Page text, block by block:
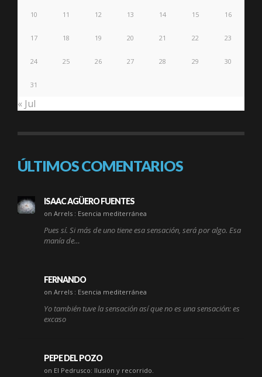
10 11 12 13 14 15 16
17 18 19 20 21 22 23
24 25 26 27 28 29 30
31
« Jul
ÚLTIMOS COMENTARIOS
ISAAC AGÜERO FUENTES
on Arrels : Esencia mediterránea
Pues sí. Si más de uno tiene esa sensación, será por algo. Esa
manía de…
FERNANDO
on Arrels : Esencia mediterránea
Yo también tuve la sensación así que no es una sensación: es
excaso
PEPE DEL POZO
on El Pedrusco: Ilusión y recorrido.